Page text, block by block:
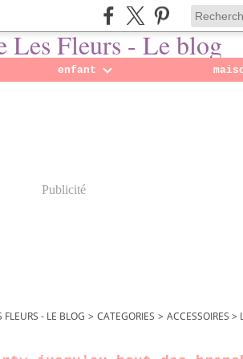
enfant
Publicité
FLEURS - LE BLOG > CATEGORIES > ACCESSOIRES >